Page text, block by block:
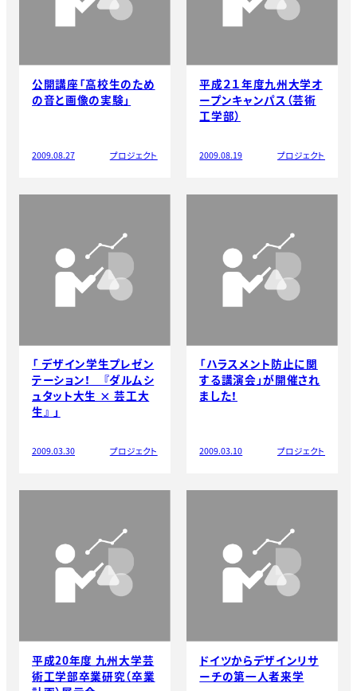
公開講座「高校生のため
の音と画像の実験」
2009.08.27 プロジェクト
平成２１年度九州大学オ
ープンキャンパス（芸術
工学部）
2009.08.19 プロジェクト
「 デザイン学生プレゼン
テーション！ 『ダルムシ
ュタット大生 × 芸工大
生』 」
2009.03.30 プロジェクト
「ハラスメント防止に関
する講演会」が開催され
ました！
2009.03.10 プロジェクト
平成20年度 九州大学芸
術工学部卒業研究（卒業
ドイツからデザインリサ
ーチの第一人者来学